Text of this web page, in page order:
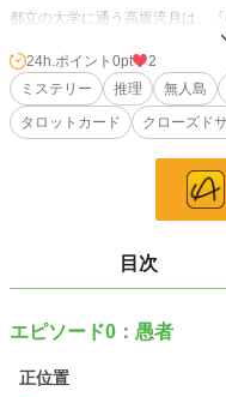
都立の大学に通う高坂流月は、
建つ館への招待状を貰った。し
世にいない事を。
誰が何故こんなものを送ってき
の身に何が起きたのかを知ってい
館に集められた人々は一見接点
に気づく。理由は全員に人には
不安と焦りが混在して眠れぬ夜
うに事件は起こってしまった。
招待主の思惑とは一体何なのか
24h.ポイント 0pt
2
ミステリー
推理 無人島
タロットカード
クローズド
目次
エピソード0：愚者
正位置